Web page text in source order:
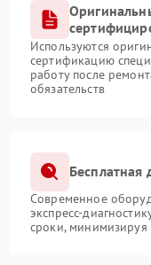
Используются
сертификацию
работу после
обязательств
Бесплатная
Современное
экспресс-
сроки, минимизируя